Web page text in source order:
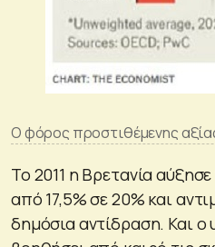
Ο φόρος προστιθέμενης
Το 2011 η Βρετανία
από 17,5% σε 20% και
δημόσια αντίδραση. Και ο